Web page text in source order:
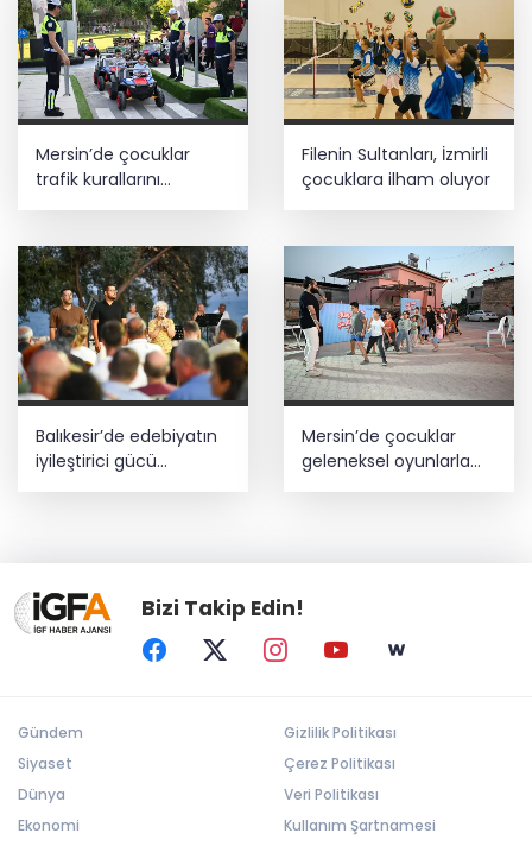
Mersin’de çocuklar
trafik kurallarını
öğreniyor
Filenin Sultanları, İzmirli
çocuklara ilham oluyor
Balıkesir’de edebiyatın
iyileştirici gücü
Mersin’de çocuklar
geleneksel oyunlarla
Bizi Takip Edin!
Gündem
Siyaset
Dünya
Ekonomi
Gizlilik Politikası
Çerez Politikası
Veri Politikası
Kullanım Şartnamesi